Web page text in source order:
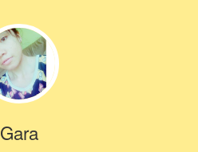
Gara